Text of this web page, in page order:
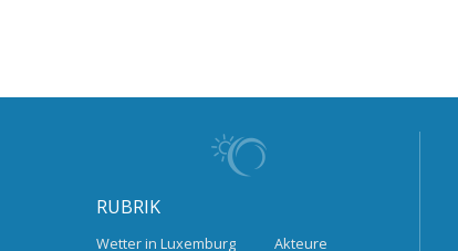
RUBRIK
Wetter in Luxemburg
Akteure